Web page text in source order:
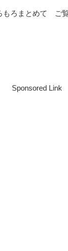
もろまとめて ご
Sponsored Link